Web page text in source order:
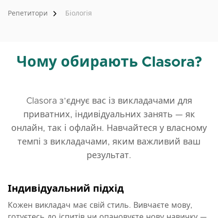
Репетитори Біологія
Чому обирають Clasora?
Clasora з’єднує вас із викладачами для
приватних, індивідуальних занять — як
онлайн, так і офлайн. Навчайтеся у власному
темпі з викладачами, яким важливий ваш
результат.
Індивідуальний підхід
Кожен викладач має свій стиль. Вивчаєте мову,